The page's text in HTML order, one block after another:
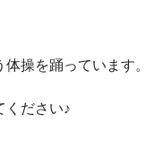
操を踊っています。
ください♪